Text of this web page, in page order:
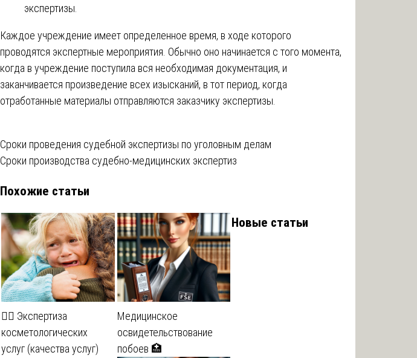
экспертизы.
Каждое учреждение имеет определенное время, в ходе которого
проводятся экспертные мероприятия. Обычно оно начинается с того момента,
когда в учреждение поступила вся необходимая документация, и
заканчивается произведение всех изысканий, в тот период, когда
отработанные материалы отправляются заказчику экспертизы.
Навигация
по
записям
Сроки проведения судебной экспертизы по уголовным делам
Сроки производства судебно-медицинских экспертиз
Похожие статьи
💆‍♀️ Экспертиза
косметологических
услуг (качества услуг)
Медицинское
освидетельствование
побоев 🏥
Новые статьи